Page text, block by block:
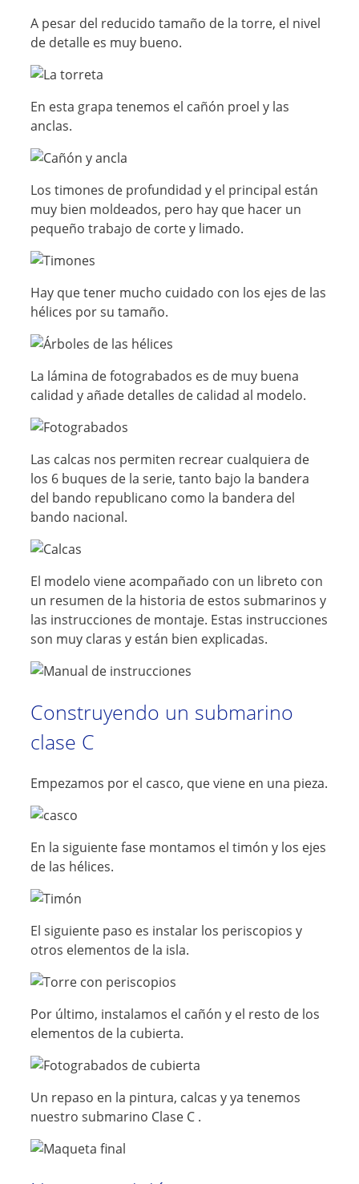
A pesar del reducido tamaño de la torre, el nivel
de detalle es muy bueno.
En esta grapa tenemos el cañón proel y las
anclas.
Los timones de profundidad y el principal están
muy bien moldeados, pero hay que hacer un
pequeño trabajo de corte y limado.
Hay que tener mucho cuidado con los ejes de las
hélices por su tamaño.
La lámina de fotograbados es de muy buena
calidad y añade detalles de calidad al modelo.
Las calcas nos permiten recrear cualquiera de
los 6 buques de la serie, tanto bajo la bandera
del bando republicano como la bandera del
bando nacional.
El modelo viene acompañado con un libreto con
un resumen de la historia de estos submarinos y
las instrucciones de montaje. Estas instrucciones
son muy claras y están bien explicadas.
Construyendo un submarino
clase C
Empezamos por el casco, que viene en una pieza.
En la siguiente fase montamos el timón y los ejes
de las hélices.
El siguiente paso es instalar los periscopios y
otros elementos de la isla.
Por último, instalamos el cañón y el resto de los
elementos de la cubierta.
Un repaso en la pintura, calcas y ya tenemos
nuestro submarino Clase C .